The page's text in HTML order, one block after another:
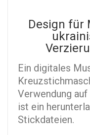
Design für
Ein digitales
Verwendung
ist ein
Stickdateien.